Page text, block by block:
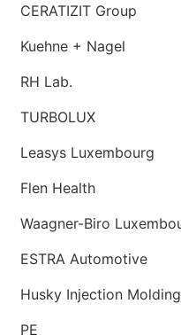
CERATIZIT Group
Kuehne + Nagel
RH Lab.
TURBOLUX
Leasys Luxembourg
Flen Health
Waagner-Biro
ESTRA Automotive
Husky Injection
PE